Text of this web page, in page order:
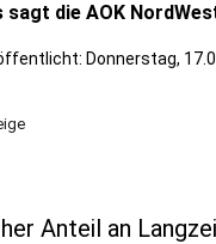
sagt die AOK
Donnerstag,
Anteil an